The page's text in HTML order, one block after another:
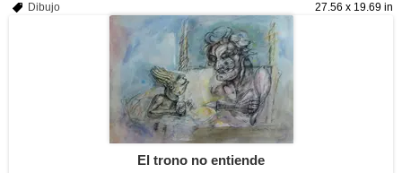
27.56 x 19.69 in
Dibujo
El trono no entiende